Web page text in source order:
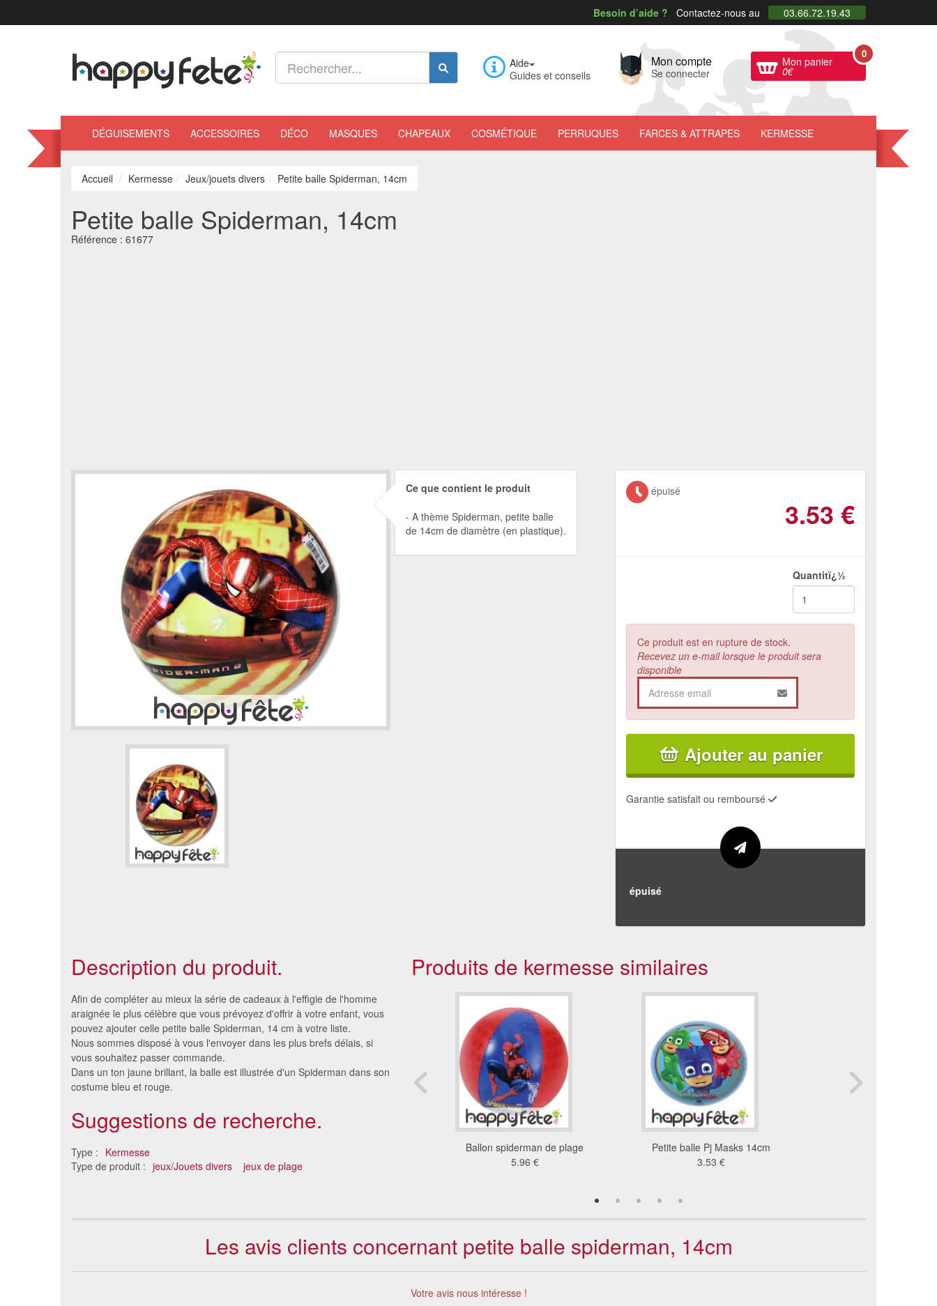
Besoin d’aide ? Contactez-nous au 03.66.72.19.43
Aide
Guides et conseils
Mon compte
Se connecter
Mon panier
0€
0
DÉGUISEMENTS ACCESSOIRES DÉCO MASQUES CHAPEAUX COSMÉTIQUE PERRUQUES FARCES & ATTRAPES KERMESSE
Accueil Kermesse Jeux/jouets divers Petite balle Spiderman, 14cm
Petite balle Spiderman, 14cm
Référence : 61677
Ce que contient le produit
A thème Spiderman, petite balle
de 14cm de diamètre (en plastique).
épuisé
3.53 €
Quantitï¿½
Ce produit est en rupture de stock.
Recevez un e-mail lorsque le produit sera
disponible
Ajouter au panier
Garantie satisfait ou remboursé
épuisé
Description du produit.
Afin de compléter au mieux la série de cadeaux à l'effigie de l'homme
araignée le plus célèbre que vous prévoyez d'offrir à votre enfant, vous
pouvez ajouter celle petite balle Spiderman, 14 cm à votre liste.
Nous sommes disposé à vous l'envoyer dans les plus brefs délais, si
vous souhaitez passer commande.
Dans un ton jaune brillant, la balle est illustrée d'un Spiderman dans son
costume bleu et rouge.
Suggestions de recherche.
Type : Kermesse
Type de produit : jeux/Jouets divers jeux de plage
Produits de kermesse similaires
Pistolet a eau double jet
0.98 €
Ballon spiderman de plage
5.96 €
Petite balle Pj Masks 14cm
3.53 €
Les avis clients concernant petite balle spiderman, 14cm
Votre avis nous intéresse !